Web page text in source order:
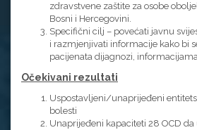
zdravstvene zaštite za osobe
Bosni i Hercegovini.
Specifični cilj – povećati javnu
i razmjenjivati informacije kako bi
pacijenata dijagnozi,
Očekivani rezultati
Uspostavljeni/unaprijeđeni
bolesti
Unaprijeđeni kapaciteti 28 OCD